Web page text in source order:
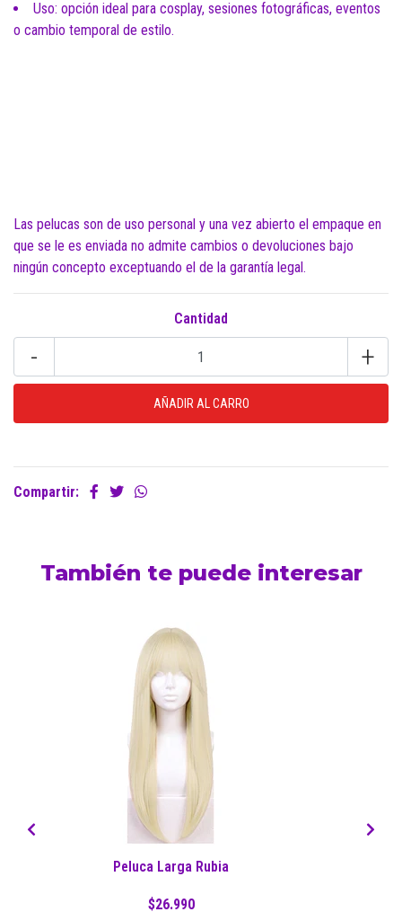
Uso: opción ideal para cosplay, sesiones fotográficas, eventos
o cambio temporal de estilo.
Las pelucas son de uso personal y una vez abierto el empaque en
que se le es enviada no admite cambios o devoluciones bajo
ningún concepto exceptuando el de la garantía legal.
Cantidad
- +
Compartir:
También te puede interesar
Peluca Larga Rubia
$26.990